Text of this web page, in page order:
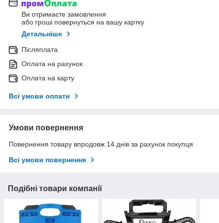
Ви отримаєте замовлення
або гроші повернуться на вашу картку
Детальніше
Післяплата
Оплата на рахунок
Оплата на карту
Всі умови оплати
Умови повернення
Повернення товару впродовж 14 днів за рахунок покупця
Всі умови повернення
Подібні товари компанії